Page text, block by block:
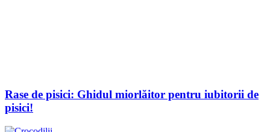
Rase de pisici: Ghidul miorlăitor pentru iubitorii de
pisici!